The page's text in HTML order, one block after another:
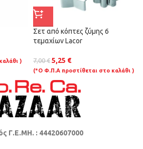
)
Σετ από κόπτες ζύμης 6
τεμαχίων Lacor
7,00€ 5,25 €
(*Ο Φ.Π.Α προστίθεται στο καλάθι )
Γ.Ε.ΜΗ. : 44420607000